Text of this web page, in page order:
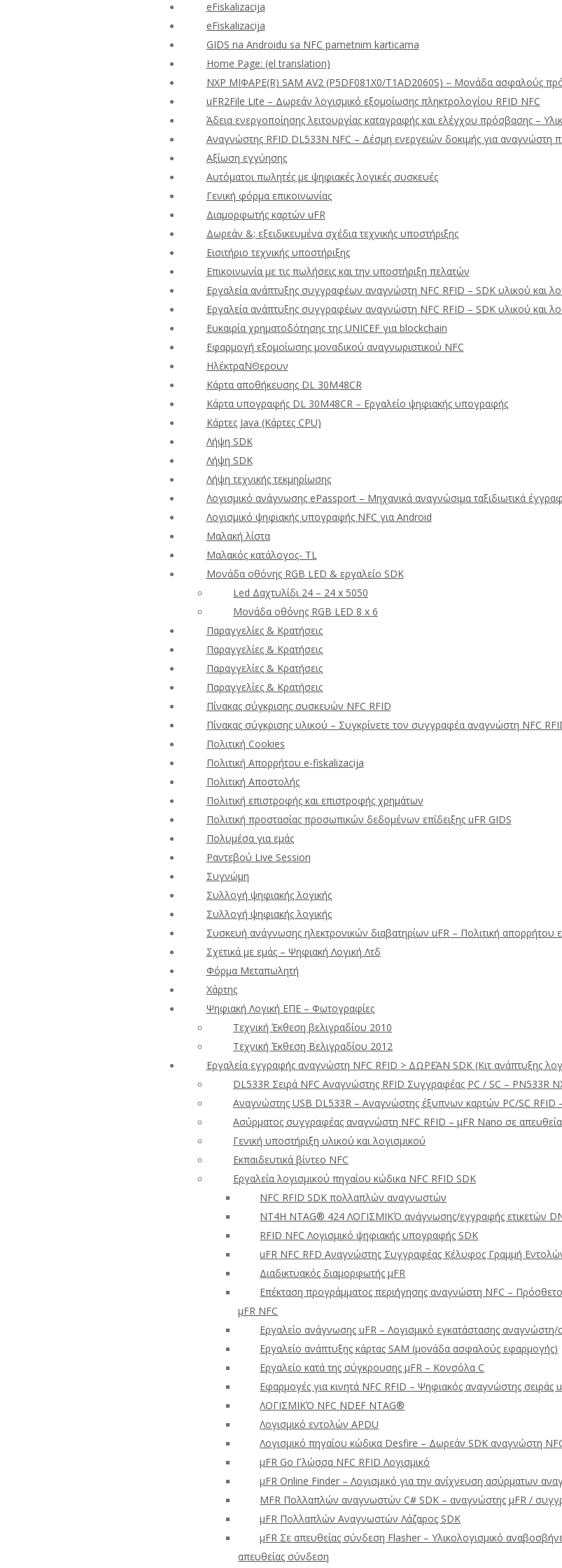
eFiskalizacija
eFiskalizacija
GIDS na Androidu sa NFC pametnim karticama
Home Page: (el translation)
NXP ΜΙΦΑΡΕ(R) SAM AV2 (P5DF081X0/T1AD2060S) – Μονάδα ασφαλούς
uFR2File Lite – Δωρεάν λογισμικό εξομοίωσης πληκτρολογίου RFID NFC
Άδεια ενεργοποίησης λειτουργίας καταγραφής και ελέγχου πρόσβασης –
Αναγνώστης RFID DL533N NFC – Δέσμη ενεργειών δοκιμής για αναγνώστη
Αξίωση εγγύησης
Αυτόματοι πωλητές με ψηφιακές λογικές συσκευές
Γενική φόρμα επικοινωνίας
Διαμορφωτής καρτών uFR
Δωρεάν &; εξειδικευμένα σχέδια τεχνικής υποστήριξης
Εισιτήριο τεχνικής υποστήριξης
Επικοινωνία με τις πωλήσεις και την υποστήριξη πελατών
Εργαλεία ανάπτυξης συγγραφέων αναγνώστη NFC RFID – SDK υλικού και
Εργαλεία ανάπτυξης συγγραφέων αναγνώστη NFC RFID – SDK υλικού και
Ευκαιρία χρηματοδότησης της UNICEF για blockchain
Εφαρμογή εξομοίωσης μοναδικού αναγνωριστικού NFC
ΗλέκτραΝΘερουν
Κάρτα αποθήκευσης DL 30M48CR
Κάρτα υπογραφής DL 30M48CR – Εργαλείο ψηφιακής υπογραφής
Κάρτες Java (Κάρτες CPU)
Λήψη SDK
Λήψη SDK
Λήψη τεχνικής τεκμηρίωσης
Λογισμικό ανάγνωσης ePassport – Μηχανικά αναγνώσιμα ταξιδιωτικά
Λογισμικό ψηφιακής υπογραφής NFC για Android
Μαλακή λίστα
Μαλακός κατάλογος- TL
Μονάδα οθόνης RGB LED & εργαλείο SDK
Led Δαχτυλίδι 24 – 24 x 5050
Μονάδα οθόνης RGB LED 8 x 6
Παραγγελίες & Κρατήσεις
Παραγγελίες & Κρατήσεις
Παραγγελίες & Κρατήσεις
Παραγγελίες & Κρατήσεις
Πίνακας σύγκρισης συσκευών NFC RFID
Πίνακας σύγκρισης υλικού – Συγκρίνετε τον συγγραφέα αναγνώστη NFC
Πολιτική Cookies
Πολιτική Απορρήτου e-fiskalizacija
Πολιτική Αποστολής
Πολιτική επιστροφής και επιστροφής χρημάτων
Πολιτική προστασίας προσωπικών δεδομένων επίδειξης uFR GIDS
Πολυμέσα για εμάς
Ραντεβού Live Session
Συγνώμη
Συλλογή ψηφιακής λογικής
Συλλογή ψηφιακής λογικής
Συσκευή ανάγνωσης ηλεκτρονικών διαβατηρίων uFR – Πολιτική
Σχετικά με εμάς – Ψηφιακή Λογική Λτδ
Φόρμα Μεταπωλητή
Χάρτης
Ψηφιακή Λογική ΕΠΕ – Φωτογραφίες
Τεχνική Έκθεση βελιγραδίου 2010
Τεχνική Έκθεση Βελιγραδίου 2012
Εργαλεία εγγραφής αναγνώστη NFC RFID > ΔΩΡΕΆΝ SDK (Κιτ ανάπτυξης
DL533R Σειρά NFC Αναγνώστης RFID Συγγραφέας PC / SC – PN533R
Αναγνώστης USB DL533R – Αναγνώστης έξυπνων καρτών PC/SC RFID
Ασύρματος συγγραφέας αναγνώστη NFC RFID – μFR Nano σε
Γενική υποστήριξη υλικού και λογισμικού
Εκπαιδευτικά βίντεο NFC
Εργαλεία λογισμικού πηγαίου κώδικα NFC RFID SDK
NFC RFID SDK πολλαπλών αναγνωστών
NT4H NTAG® 424 ΛΟΓΙΣΜΙΚΌ ανάγνωσης/εγγραφής ετικετών
RFID NFC Λογισμικό ψηφιακής υπογραφής SDK
uFR NFC RFD Αναγνώστης Συγγραφέας Κέλυφος Γραμμή
Διαδικτυακός διαμορφωτής μFR
Επέκταση προγράμματος περιήγησης αναγνώστη NFC –
μFR NFC
Εργαλείο ανάγνωσης uFR – Λογισμικό εγκατάστασης
Εργαλείο ανάπτυξης κάρτας SAM (μονάδα ασφαλούς εφαρμογής)
Εργαλείο κατά της σύγκρουσης μFR – Κονσόλα C
Εφαρμογές για κινητά NFC RFID – Ψηφιακός αναγνώστης σειράς
ΛΟΓΙΣΜΙΚΌ NFC NDEF NTAG®
Λογισμικό εντολών APDU
Λογισμικό πηγαίου κώδικα Desfire – Δωρεάν SDK αναγνώστη
μFR Go Γλώσσα NFC RFID Λογισμικό
μFR Online Finder – Λογισμικό για την ανίχνευση ασύρματων
ΜFR Πολλαπλών αναγνωστών C# SDK – αναγνώστης μFR /
μFR Πολλαπλών Αναγνωστών Λάζαρος SDK
μFR Σε απευθείας σύνδεση Flasher – Υλικολογισμικό
απευθείας σύνδεση